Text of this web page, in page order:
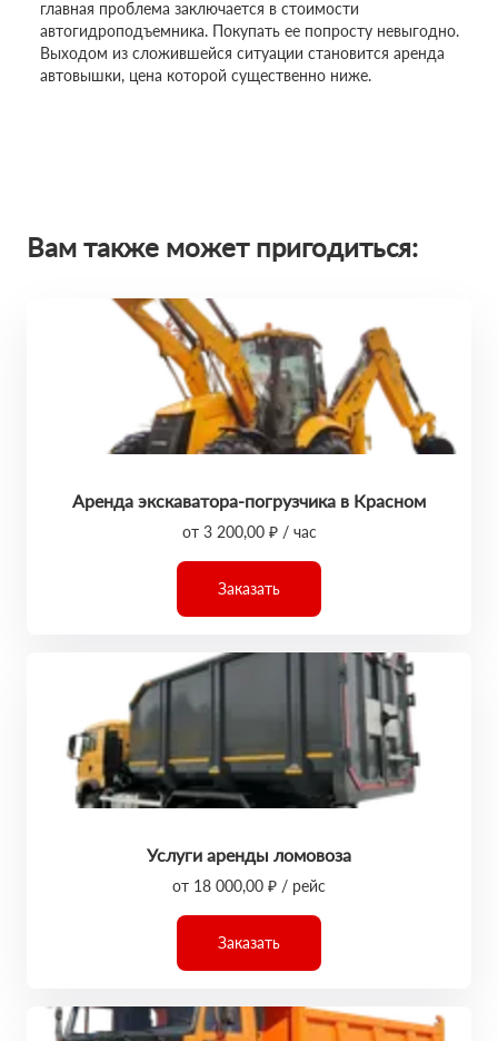
главная проблема заключается в стоимости
автогидроподъемника. Покупать ее попросту невыгодно.
Выходом из сложившейся ситуации становится аренда
автовышки, цена которой существенно ниже.
Вам также может пригодиться:
Аренда экскаватора-погрузчика в Красном
от 3 200,00 ₽ / час
Заказать
Услуги аренды ломовоза
от 18 000,00 ₽ / рейс
Заказать